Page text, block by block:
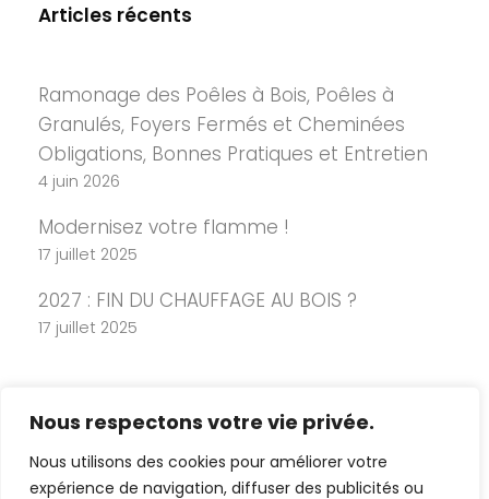
Nous respectons votre vie privée.
Nous utilisons des cookies pour améliorer votre
expérience de navigation, diffuser des publicités ou
Articles récents
Ramonage des Poêles à Bois, Poêles à
Granulés, Foyers Fermés et Cheminées
Obligations, Bonnes Pratiques et Entretien
4 juin 2026
Modernisez votre flamme !
17 juillet 2025
2027 : FIN DU CHAUFFAGE AU BOIS ?
17 juillet 2025